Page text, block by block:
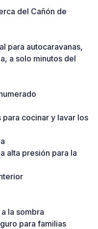
del Cañón de
para autocaravanas,
a solo minutos del
cocinar y lavar los
alta presión para la
la sombra
para familias